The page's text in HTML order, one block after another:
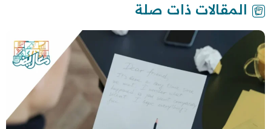
المقالات ذات صلة